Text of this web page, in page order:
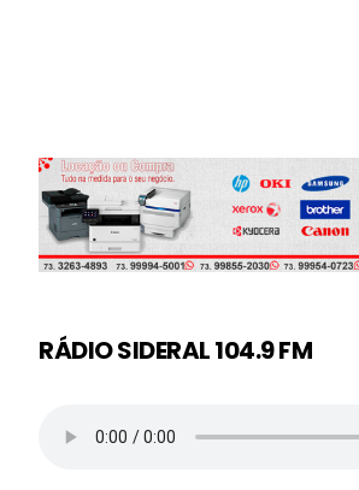
RÁDIO SIDERAL 104.9 FM